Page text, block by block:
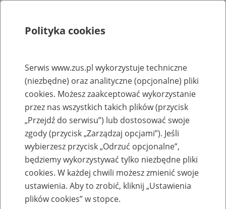
Rejestry, ewidencje i archiwa
Baza zlikwidowanych lub
przekształconych zakładów pracy
Nazwa zakładu pracy:
Polityka cookies
Serwis www.zus.pl wykorzystuje techniczne
(niezbędne) oraz analityczne (opcjonalne) pliki
cookies. Możesz zaakceptować wykorzystanie
przez nas wszystkich takich plików (przycisk
„Przejdź do serwisu”) lub dostosować swoje
zgody (przycisk „Zarządzaj opcjami”). Jeśli
wybierzesz przycisk „Odrzuć opcjonalne”,
będziemy wykorzystywać tylko niezbędne pliki
cookies. W każdej chwili możesz zmienić swoje
ustawienia. Aby to zrobić, kliknij „Ustawienia
plików cookies” w stopce.